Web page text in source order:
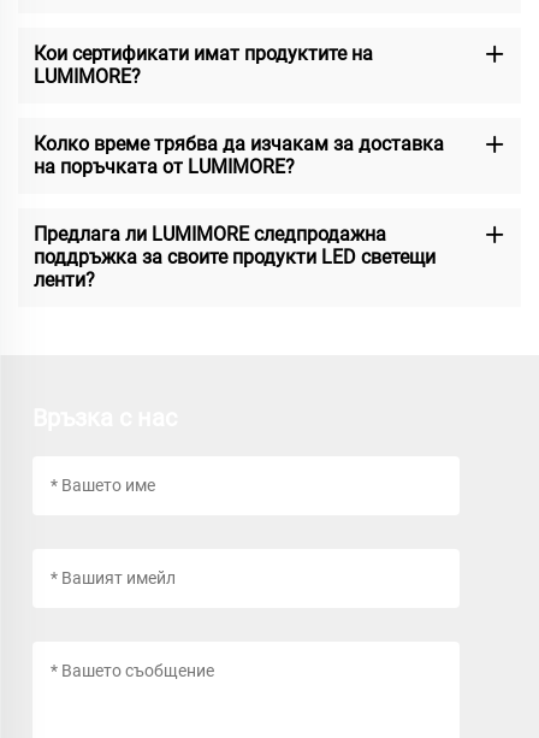
Кои сертификати имат продуктите на
LUMIMORE?
Колко време трябва да изчакам за доставка
на поръчката от LUMIMORE?
Предлага ли LUMIMORE следпродажна
поддръжка за своите продукти LED светещи
ленти?